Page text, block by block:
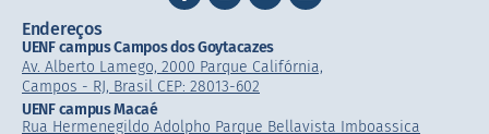
Endereços
UENF campus Campos dos Goytacazes
Av. Alberto Lamego, 2000 Parque Califórnia,
Campos - RJ, Brasil CEP: 28013-602
UENF campus Macaé
Rua Hermenegildo Adolpho Parque Bellavista Imboassica